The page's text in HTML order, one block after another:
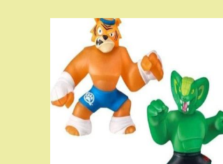
Thrustmaster
TCA
Quadrant
Add-
on
Airbus
Edition
ww